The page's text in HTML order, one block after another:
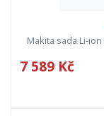
Makita sada Li-ion
7 589 Kč